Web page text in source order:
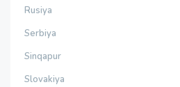
Rusiya
Serbiya
Sinqapur
Slovakiya